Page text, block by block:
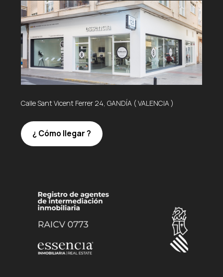
Calle Sant Vicent Ferrer 24, GANDÍA ( VALENCIA )
¿ Cómo llegar ?